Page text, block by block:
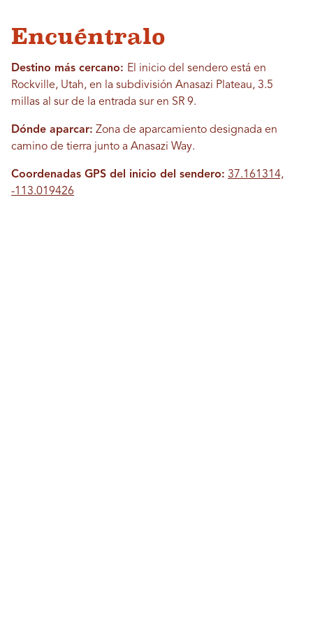
Encuéntralo
Destino más cercano: El inicio del sendero está en
Rockville, Utah, en la subdivisión Anasazi Plateau, 3.5
millas al sur de la entrada sur en SR 9.
Dónde aparcar: Zona de aparcamiento designada en
camino de tierra junto a Anasazi Way.
Coordenadas GPS del inicio del sendero: 37.161314,
-113.019426